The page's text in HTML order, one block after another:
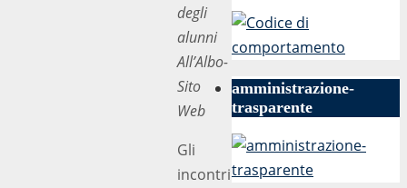
degli
alunni
All’Albo-
Sito
Web
Gli
incontri
amministrazione-
trasparente